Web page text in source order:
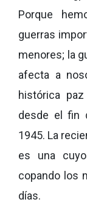
Porque
guerras
menores; la
afecta a
histórica
desde el fin
1945. La
es una
copando los
días.